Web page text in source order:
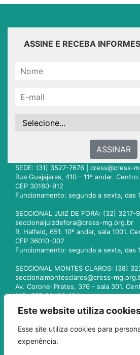
Este website utiliza
Esse site utiliza cookies para
experiência.
ASSINE E RECEBA
ASSINAR
SEDE: (31) 3527-7676 | cress@cress-
Rua Guajajaras, 410 - 11º andar.
CEP 30180-912
Funcionamento: segunda a sexta, das
SECCIONAL JUIZ DE FORA: (32) 3217-
seccionaljuizdefora@cress-mg.org.br
R. Halfeld, 651. 10º andar, sala 1001.
CEP 36010-002
Funcionamento: segunda a sexta, das
SECCIONAL MONTES CLAROS: (38)
seccionalmontesclaros@cress-
Av. Coronel Prates, 376 - sala 301.
MG. CEP 39400-104
seccionaluberlandia@cress-mg.org.br
Av. Afonso Pena, 547 - sala 101.